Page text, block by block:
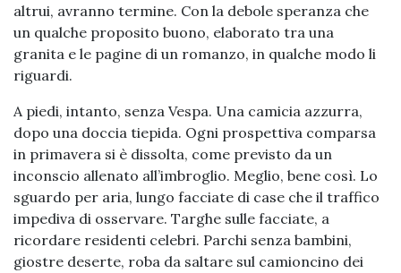
altrui, avranno termine. Con la debole speranza che
un qualche proposito buono, elaborato tra una
granita e le pagine di un romanzo, in qualche modo li
riguardi.
A piedi, intanto, senza Vespa. Una camicia azzurra,
dopo una doccia tiepida. Ogni prospettiva comparsa
in primavera si è dissolta, come previsto da un
inconscio allenato all’imbroglio. Meglio, bene così. Lo
sguardo per aria, lungo facciate di case che il traffico
impediva di osservare. Targhe sulle facciate, a
ricordare residenti celebri. Parchi senza bambini,
giostre deserte, roba da saltare sul camioncino dei